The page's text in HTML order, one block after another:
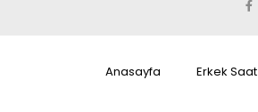
Anasayfa Erkek Saat